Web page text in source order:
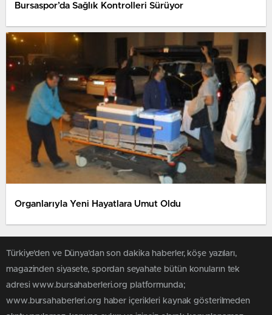
Bursaspor’da Sağlık Kontrolleri Sürüyor
Organlarıyla Yeni Hayatlara Umut Oldu
Türkiye'den ve Dünya’dan son dakika haberler, köşe yazıları,
magazinden siyasete, spordan seyahate bütün konuların tek
adresi www.bursahaberleri.org platformunda;
www.bursahaberleri.org haber içerikleri kaynak gösterilmeden